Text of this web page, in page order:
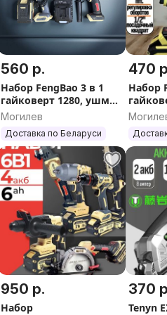
560 р.
Набор FengBao 3 в 1
гайковерт 1280, ушм
5230,шуруповерт 1321
Могилев
Доставка по Беларуси
470
Набор
950 р.
Набор
370
Tenyn